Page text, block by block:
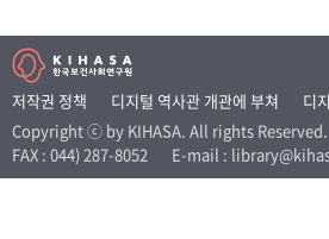
송건용
보건정책연구실
송태민
정보통계연구실 빅데이터연구센터
신희설
사업개발부 국제협력연구실
이규식
의료보험연구실
이문기
훈련부
저작권 정책 디지털 역사관 개관에 부쳐
디
Copyright ⓒ by KIHASA. All rights Reserved.
FAX : 044) 287-8052
E-mail :